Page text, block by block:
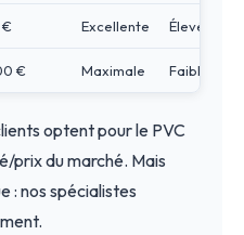
€ Excellente Élevé
€ Maximale Faible
optent pour le PVC
prix du marché. Mais
: nos spécialistes